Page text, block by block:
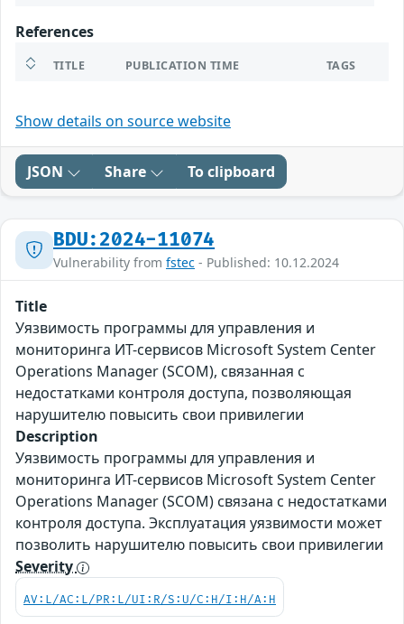
References
TITLE PUBLICATION TIME TAGS
Show details on source website
JSON Share To clipboard
BDU:2024-11074
Vulnerability from fstec - Published: 10.12.2024
Title
Уязвимость программы для управления и
мониторинга ИТ-сервисов Microsoft System Center
Operations Manager (SCOM), связанная с
недостатками контроля доступа, позволяющая
нарушителю повысить свои привилегии
Description
Уязвимость программы для управления и
мониторинга ИТ-сервисов Microsoft System Center
Operations Manager (SCOM) связана с недостатками
контроля доступа. Эксплуатация уязвимости может
позволить нарушителю повысить свои привилегии
Severity
AV:L/AC:L/PR:L/UI:R/S:U/C:H/I:H/A:H